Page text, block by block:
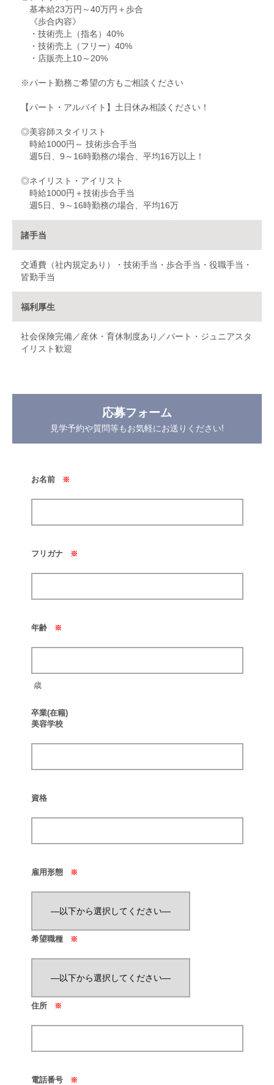
基本給23万円～40万円＋歩合
《歩合内容》
・技術売上（指名）40%
・技術売上（フリー）40%
・店販売上10～20%
※パート勤務ご希望の方もご相談ください
【パート・アルバイト】土日休み相談ください！
◎美容師スタイリスト
時給1000円～ 技術歩合手当
週5日、9～16時勤務の場合、平均16万以上！
◎ネイリスト・アイリスト
時給1000円＋技術歩合手当
週5日、9～16時勤務の場合、平均16万
諸手当
交通費（社内規定あり）・技術手当・歩合手当・役職手当・
皆勤手当
福利厚生
社会保険完備／産休・育休制度あり／パート・ジュニアスタ
イリスト歓迎
応募フォーム
見学予約や質問等もお気軽にお送りください!
お名前 ※
フリガナ ※
年齢 ※
歳
卒業(在籍)
美容学校
資格
雇用形態 ※
希望職種 ※
住所 ※
電話番号 ※